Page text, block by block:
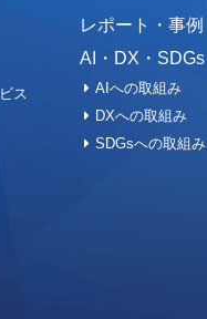
ス
レポート・事例
AI・DX・SDGs
AIへの取組み
DXへの取組み
SDGsへの取組み